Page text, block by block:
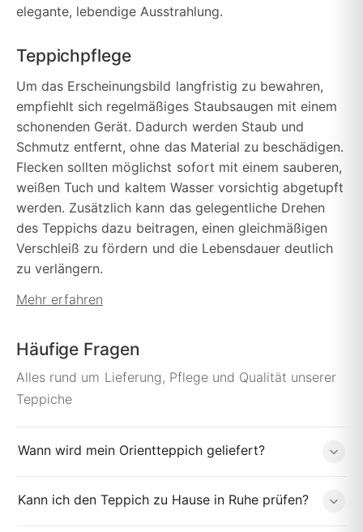
elegante, lebendige Ausstrahlung.
Teppichpflege
Um das Erscheinungsbild langfristig zu bewahren,
empfiehlt sich regelmäßiges Staubsaugen mit einem
schonenden Gerät. Dadurch werden Staub und
Schmutz entfernt, ohne das Material zu beschädigen.
Flecken sollten möglichst sofort mit einem sauberen,
weißen Tuch und kaltem Wasser vorsichtig abgetupft
werden. Zusätzlich kann das gelegentliche Drehen
des Teppichs dazu beitragen, einen gleichmäßigen
Verschleiß zu fördern und die Lebensdauer deutlich
zu verlängern.
Mehr erfahren
Häufige Fragen
Alles rund um Lieferung, Pflege und Qualität unserer
Teppiche
Wann wird mein Orientteppich geliefert?
Kann ich den Teppich zu Hause in Ruhe prüfen?